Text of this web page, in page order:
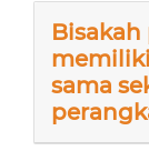
sama